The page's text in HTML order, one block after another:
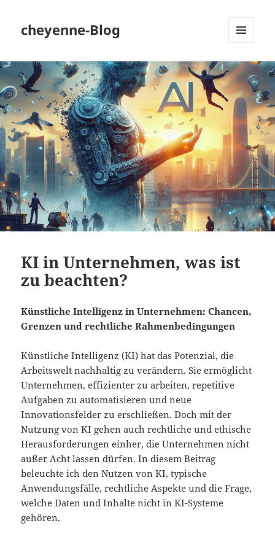
cheyenne-Blog
WIDGETS
KI in Unternehmen, was ist
zu beachten?
Künstliche Intelligenz in Unternehmen: Chancen,
Grenzen und rechtliche Rahmenbedingungen
Künstliche Intelligenz (KI) hat das Potenzial, die
Arbeitswelt nachhaltig zu verändern. Sie ermöglicht
Unternehmen, effizienter zu arbeiten, repetitive
Aufgaben zu automatisieren und neue
Innovationsfelder zu erschließen. Doch mit der
Nutzung von KI gehen auch rechtliche und ethische
Herausforderungen einher, die Unternehmen nicht
außer Acht lassen dürfen. In diesem Beitrag
beleuchte ich den Nutzen von KI, typische
Anwendungsfälle, rechtliche Aspekte und die Frage,
welche Daten und Inhalte nicht in KI-Systeme
gehören.